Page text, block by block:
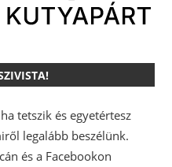
tetszik és egyetértesz
legalább beszélünk.
és a Facebookon